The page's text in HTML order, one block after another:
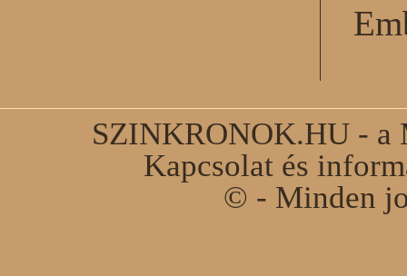
SZINKRONOK.HU - a
Kapcsolat és
© - Minden